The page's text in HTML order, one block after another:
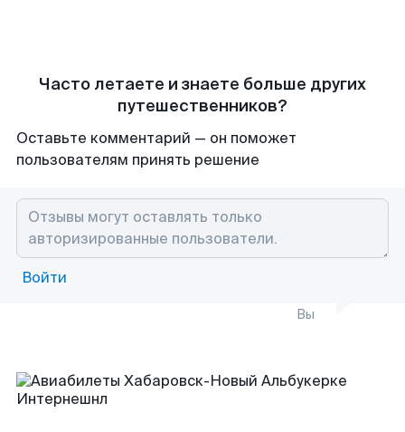
Часто летаете и знаете больше других
путешественников?
Оставьте комментарий — он поможет
пользователям принять решение
Войти
Вы